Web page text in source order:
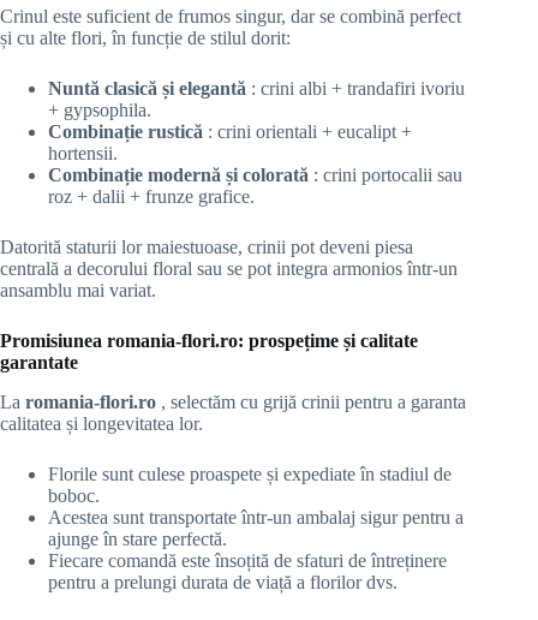
Crinul este suficient de frumos singur, dar se combină perfect
și cu alte flori, în funcție de stilul dorit:
Nuntă clasică și elegantă : crini albi + trandafiri ivoriu
+ gypsophila.
Combinație rustică : crini orientali + eucalipt +
hortensii.
Combinație modernă și colorată : crini portocalii sau
roz + dalii + frunze grafice.
Datorită staturii lor maiestuoase, crinii pot deveni piesa
centrală a decorului floral sau se pot integra armonios într-un
ansamblu mai variat.
Promisiunea romania-flori.ro: prospețime și calitate
garantate
La romania-flori.ro , selectăm cu grijă crinii pentru a garanta
calitatea și longevitatea lor.
Florile sunt culese proaspete și expediate în stadiul de
boboc.
Acestea sunt transportate într-un ambalaj sigur pentru a
ajunge în stare perfectă.
Fiecare comandă este însoțită de sfaturi de întreținere
pentru a prelungi durata de viață a florilor dvs.